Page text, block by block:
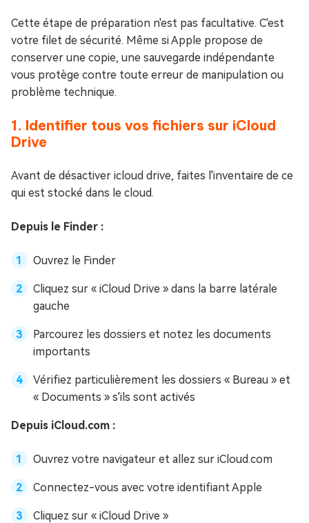
Cette étape de préparation n'est pas facultative. C'est
votre filet de sécurité. Même si Apple propose de
conserver une copie, une sauvegarde indépendante
vous protège contre toute erreur de manipulation ou
problème technique.
1. Identifier tous vos fichiers sur iCloud
Drive
Avant de désactiver icloud drive, faites l'inventaire de ce
qui est stocké dans le cloud.
Depuis le Finder :
Ouvrez le Finder
Cliquez sur « iCloud Drive » dans la barre latérale
gauche
Parcourez les dossiers et notez les documents
importants
Vérifiez particulièrement les dossiers « Bureau » et
« Documents » s'ils sont activés
Depuis iCloud.com :
Ouvrez votre navigateur et allez sur iCloud.com
Connectez-vous avec votre identifiant Apple
Cliquez sur « iCloud Drive »